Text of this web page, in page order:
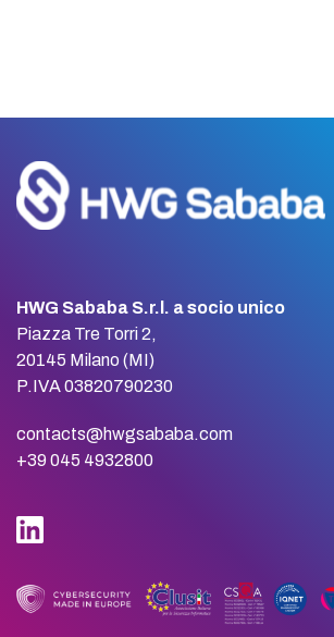
HWG Sababa S.r.l. a socio unico
Piazza Tre Torri 2,
20145 Milano (MI)
P.IVA 03820790230
contacts@hwgsababa.com
+39 045 4932800